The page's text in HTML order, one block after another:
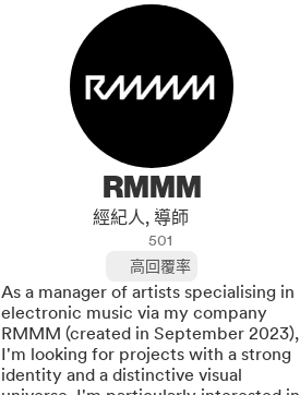
RMMM
經紀人, 導師
501
高回覆率
As a manager of artists specialising in
electronic music via my company
RMMM (created in September 2023),
I'm looking for projects with a strong
identity and a distinctive visual